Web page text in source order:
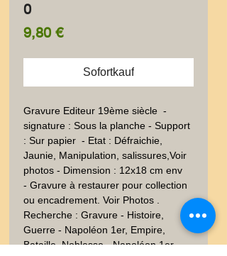
0
9,80 €Preis
Sofortkauf
Gravure Editeur 19ème siècle  -
signature : Sous la planche - Support
: Sur papier  - Etat : Défraichie,
Jaunie, Manipulation, salissures,Voir
photos - Dimension : 12x18 cm env
- Gravure à restaurer pour collection
ou encadrement. Voir Photos .
Recherche : Gravure - Histoire,
Guerre - Napoléon 1er, Empire,
Bataille, Noblesse - Napoléon 1er -